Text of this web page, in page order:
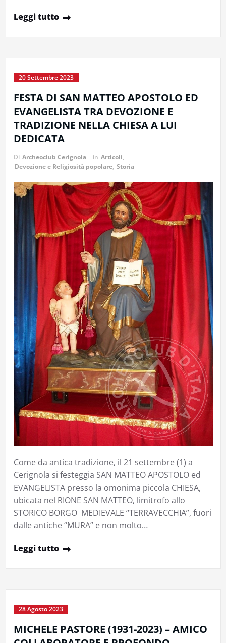
Leggi tutto
20 Settembre 2023
FESTA DI SAN MATTEO APOSTOLO ED
EVANGELISTA TRA DEVOZIONE E
TRADIZIONE NELLA CHIESA A LUI
DEDICATA
Di Archeoclub Cerignola in Articoli,
Devozione e Religiosità popolare, Storia
Come da antica tradizione, il 21 settembre (1) a
Cerignola si festeggia SAN MATTEO APOSTOLO ed
EVANGELISTA presso la omonima piccola CHIESA,
ubicata nel RIONE SAN MATTEO, limitrofo allo
STORICO BORGO MEDIEVALE “TERRAVECCHIA”, fuori
dalle antiche “MURA” e non molto…
Leggi tutto
28 Agosto 2023
MICHELE PASTORE (1931-2023) – AMICO